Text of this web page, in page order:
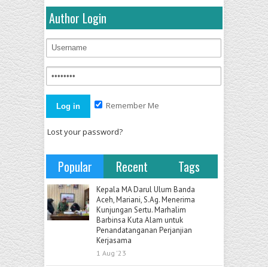
Author Login
Remember Me
Lost your password?
Popular Recent Tags
Kepala MA Darul Ulum Banda
Aceh, Mariani, S.Ag. Menerima
Kunjungan Sertu. Marhalim
Barbinsa Kuta Alam untuk
Penandatanganan Perjanjian
Kerjasama
1 Aug '23